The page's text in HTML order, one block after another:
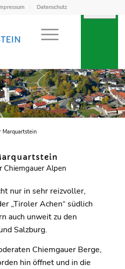
Datenschutz
Marquartstein
Chiemgauer Alpen
nur in sehr reizvoller,
„Tiroler Achen“ südlich
auch unweit zu den
Salzburg.
Chiemgauer Berge,
hin öffnet und in die